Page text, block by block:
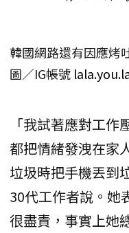
韓國網路還有因應烤
圖／IG帳號
「我試著應對工
都把情緒發洩在家
垃圾時把手機丟到
30代工作者說。她
很盡責，事實上她